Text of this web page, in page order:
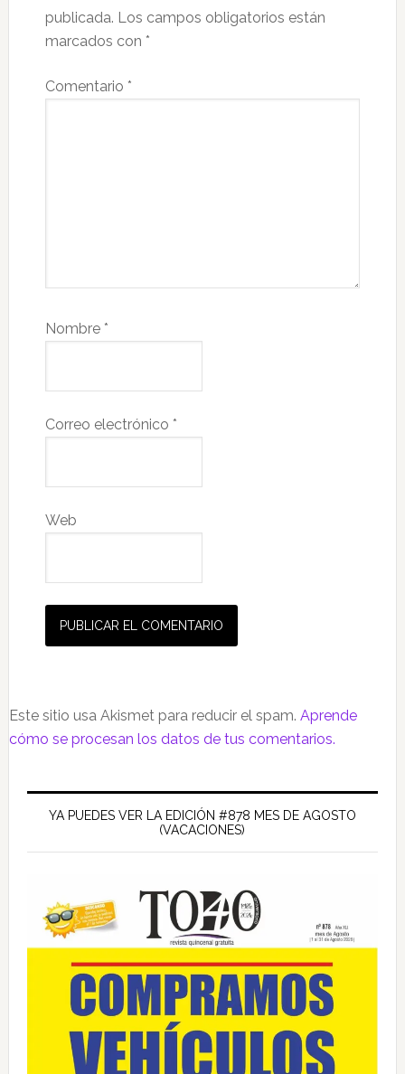
publicada. Los campos obligatorios están
marcados con *
Comentario *
Nombre *
Correo electrónico *
Web
Este sitio usa Akismet para reducir el spam. Aprende
cómo se procesan los datos de tus comentarios.
Barra
lateral
principal
YA PUEDES VER LA EDICIÓN #878 MES DE AGOSTO
(VACACIONES)